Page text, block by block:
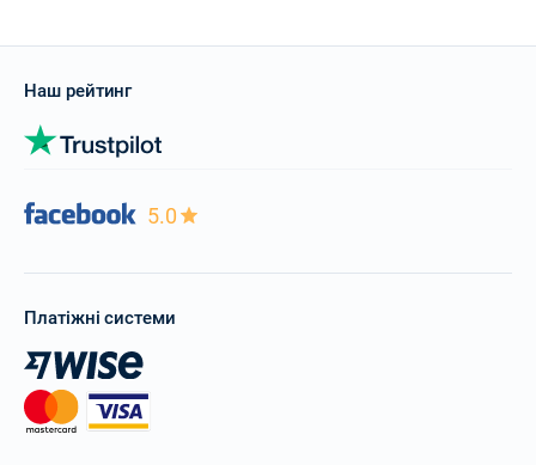
Наш рейтинг
5.0
Платіжні системи